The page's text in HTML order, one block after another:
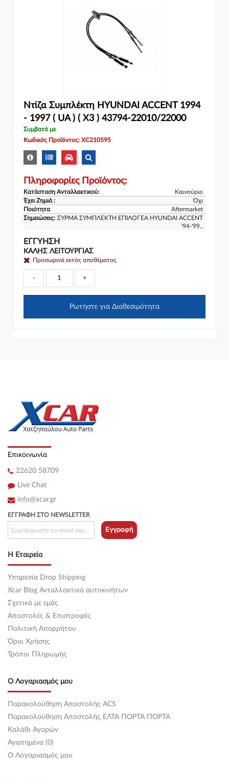
Ντίζα Συμπλέκτη HYUNDAI ACCENT 1994
- 1997 ( UA ) ( X3 ) 43794-22010/22000
Συμβατό με
Κωδικός Προϊόντος: XC210595
Πληροφορίες Προϊόντος:
Κατάσταση Ανταλλακτικού:
Καινούριο
Έχει Ζημιά :
Όχι
Ποιότητα
Aftermarket
Σημειώσεις: ΣΥΡΜΑ ΣΥΜΠΛΕΚΤΗ ΕΠΙΛΟΓΕΑ HYUNDAI ACCENT
'94-'99..
ΕΓΓΎΗΣΗ
ΚΑΛΗΣ ΛΕΙΤΟΥΡΓΙΑΣ
Προσωρινά εκτός αποθέματος
- +
Ρωτήστε για Διαθεσιμότητα
Επικοινωνία
22620 58709
Live Chat
info@xcar.gr
Η Εταιρεία
Υπηρεσία Drop Shipping
Xcar Blog Ανταλλακτικά αυτοκινήτων
Σχετικά με εμάς
Αποστολές & Επιστροφές
Πολιτική Απορρήτου
Όροι Χρήσης
Τρόποι Πληρωμής
Ο Λογαριασμός μου
Παρακολούθηση Αποστολής ACS
Παρακολούθηση Αποστολής ΕΛΤΑ ΠΟΡΤΑ ΠΟΡΤΑ
Καλάθι Αγορών
Αγαπημένα (0)
O Λογαριασμός μου
ΕΓΓΡΑΦΉ ΣΤΟ NEWSLETTER
Εγγραφή